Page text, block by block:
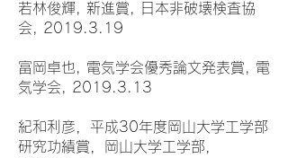
若林俊輝, 新進賞, 日本非破壊検査協
会, 2019.3.19
富岡卓也, 電気学会優秀論文発表賞, 電
気学会, 2019.3.13
紀和利彦，平成30年度岡山大学工学部
研究功績賞，岡山大学工学部，